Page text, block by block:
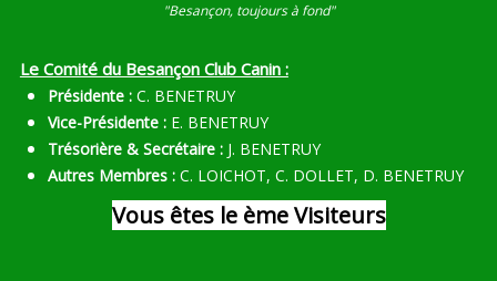
"Besançon, toujours à fond"
Le Comité du Besançon Club Canin :
Présidente :C. BENETRUY
Vice-Présidente :E. BENETRUY
Trésorière & Secrétaire :J. BENETRUY
Autres Membres : C. LOICHOT, C. DOLLET, D. BENETRUY
Vous êtes le ème Visiteurs